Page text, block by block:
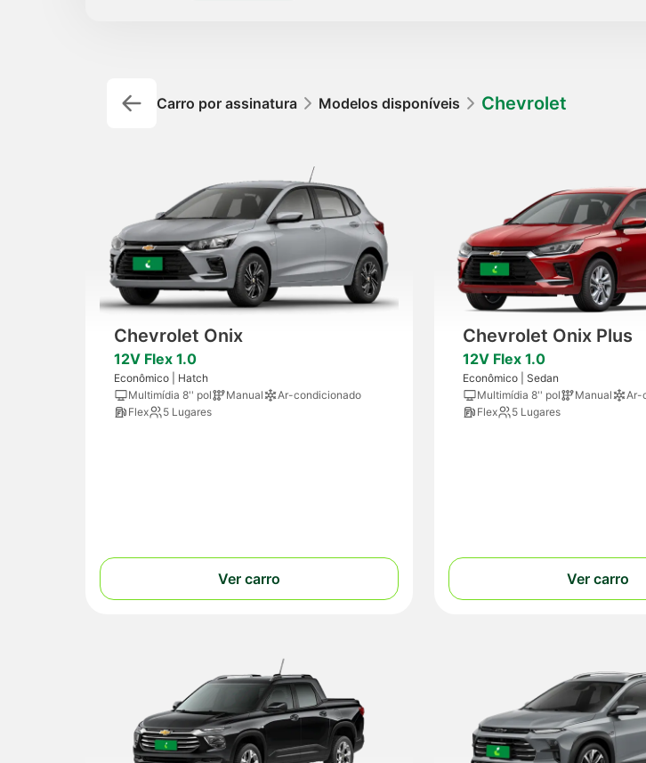
Carro por assinatura Modelos disponíveis Chevrolet
Chevrolet Onix
12V Flex 1.0
Econômico | Hatch
Multimídia 8'' pol
Manual
Ar-condicionado
Flex
5 Lugares
Ver carro
Chevrolet Onix Plus
12V Flex 1.0
Econômico | Sedan
Multimídia 8'' pol
Manual
Ar-
Flex
5 Lugares
Ver carro